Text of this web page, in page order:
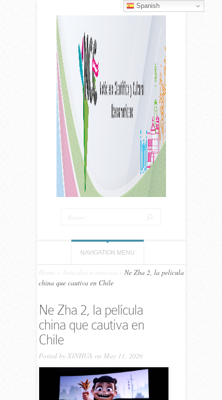
NAVIGATION MENU
Home Artículos o noticias
Ne Zha 2, la película
china que cautiva en Chile
Ne Zha 2, la película
china que cautiva en
Chile
Posted by XINHUA on May 11, 2026
Spanish